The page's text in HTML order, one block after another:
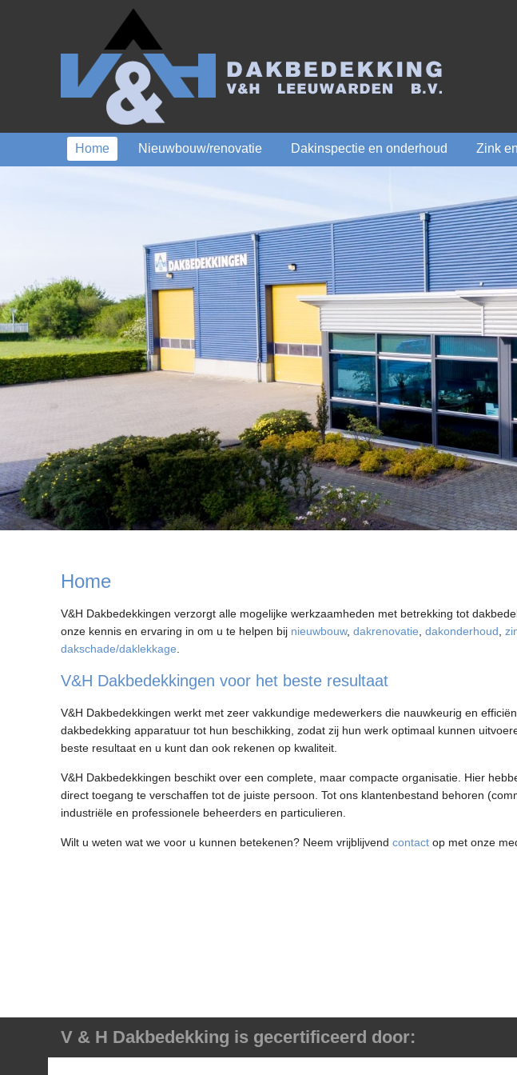
Home Nieuwbouw/renovatie Dakinspectie en onderhoud Zink
Home
V&H Dakbedekkingen verzorgt alle mogelijke werkzaamheden met betrekking tot
onze kennis en ervaring in om u te helpen bij nieuwbouw, dakrenovatie dakonderhoud
dakschade/daklekkage
V&H Dakbedekkingen voor het beste resultaat
V&H Dakbedekkingen werkt met zeer vakkundige medewerkers die nauwkeurig en
dakbedekking apparatuur tot hun beschikking, zodat zij hun werk optimaal kunnen
beste resultaat en u kunt dan ook rekenen op kwaliteit.
V&H Dakbedekkingen beschikt over een complete, maar compacte organisatie. Hier
direct toegang te verschaffen tot de juiste persoon. Tot ons klantenbestand behoren
industriële en professionele beheerders en particulieren.
Wilt u weten wat we voor u kunnen betekenen? Neem vrijblijvend contact op met onze
V & H Dakbedekking is gecertificeerd door: